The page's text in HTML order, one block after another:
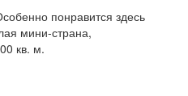
понравится здесь
мини-страна,
кв. м.